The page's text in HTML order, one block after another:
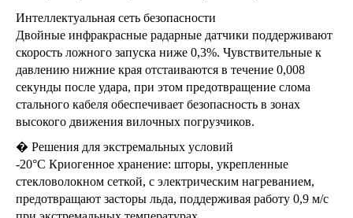
Интеллектуальная сеть безопасности
Двойные инфракрасные радарные датчики поддерживают
скорость ложного запуска ниже 0,3%. Чувствительные к
давлению нижние края отстаиваются в течение 0,008
секунды после удара, при этом предотвращение слома
стального кабеля обеспечивает безопасность в зонах
высокого движения вилочных погрузчиков.
� Решения для экстремальных условий
-20°C Криогенное хранение: шторы, укрепленные
стекловолокном сеткой, с электрическим нагреванием,
предотвращают засторы льда, поддерживая работу 0,9 м/с